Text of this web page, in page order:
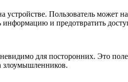
Пользователь может
информацию и предотвратить
для посторонних. Это
злоумышленников.